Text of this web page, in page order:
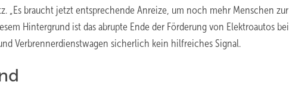
„Es braucht jetzt entsprechende Anreize, um noch mehr Menschen zur
Hintergrund ist das abrupte Ende der Förderung von Elektroautos bei
Verbrennerdienstwagen sicherlich kein hilfreiches Signal.